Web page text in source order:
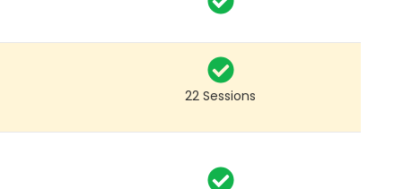
Alle Preise exkl. 20%
22 Sessions